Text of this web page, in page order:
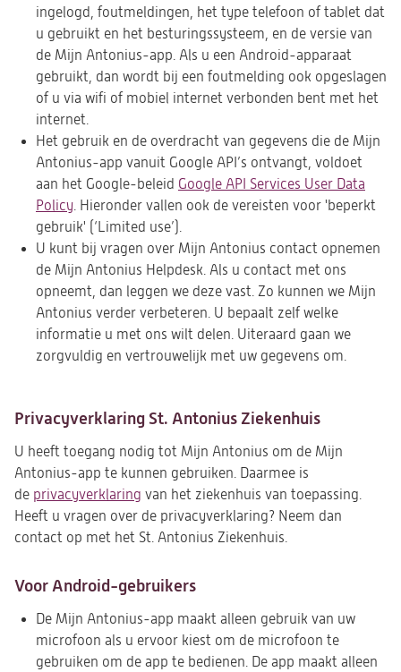
ingelogd, foutmeldingen, het type telefoon of tablet dat
u gebruikt en het besturingssysteem, en de versie van
de Mijn Antonius-app. Als u een Android-apparaat
gebruikt, dan wordt bij een foutmelding ook opgeslagen
of u via wifi of mobiel internet verbonden bent met het
internet.
Het gebruik en de overdracht van gegevens die de Mijn
Antonius-app vanuit Google API’s ontvangt, voldoet
aan het Google-beleid Google API Services User Data
Policy(opent
in
een
nieuwe
tab)
. Hieronder vallen ook de vereisten voor 'beperkt
gebruik' (‘Limited use’).
U kunt bij vragen over Mijn Antonius contact opnemen
de Mijn Antonius Helpdesk. Als u contact met ons
opneemt, dan leggen we deze vast. Zo kunnen we Mijn
Antonius verder verbeteren. U bepaalt zelf welke
informatie u met ons wilt delen. Uiteraard gaan we
zorgvuldig en vertrouwelijk met uw gegevens om.
Privacyverklaring St. Antonius Ziekenhuis
U heeft toegang nodig tot Mijn Antonius om de Mijn
Antonius-app te kunnen gebruiken. Daarmee is
de privacyverklaring van het ziekenhuis van toepassing.
Heeft u vragen over de privacyverklaring? Neem dan
contact op met het St. Antonius Ziekenhuis.
Voor Android-gebruikers
De Mijn Antonius-app maakt alleen gebruik van uw
microfoon als u ervoor kiest om de microfoon te
gebruiken om de app te bedienen. De app maakt alleen